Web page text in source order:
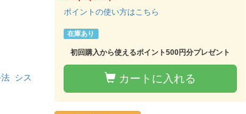
シス
ポイントの使い方はこちら
在庫あり
初回購入から使えるポイント500円分プレゼント
カートに入れる